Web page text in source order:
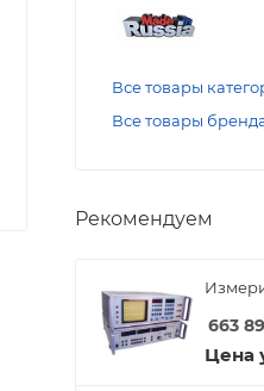
Все товары
Все товары
Рекомендуем
663
Цена